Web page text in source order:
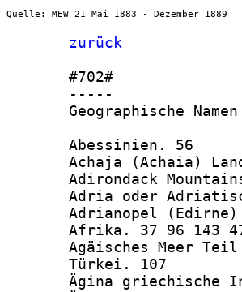
Quelle: MEW 21 Mai 1883 - Dezember 1889
zurück